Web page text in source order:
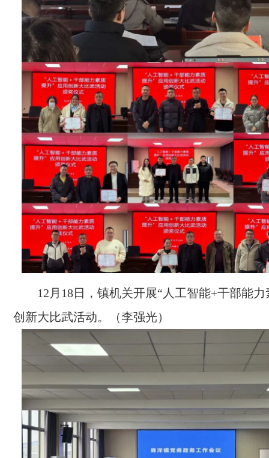
12月18日，镇机关开展“人工智能+干部能
创新大比武活动。（李强光）